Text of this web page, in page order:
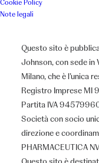
Cookie Policy
Note legali
Questo sito è
Johnson, con sede in
Milano, che è l’unica
Registro Imprese MI
Partita IVA
Società con socio
direzione e
PHARMACEUTICA NV
tra madri
Luogo
Roma
Associazione
A Roma Insieme